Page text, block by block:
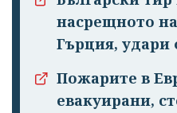
насрещното
Гърция,
Пожарите в
евакуирани,